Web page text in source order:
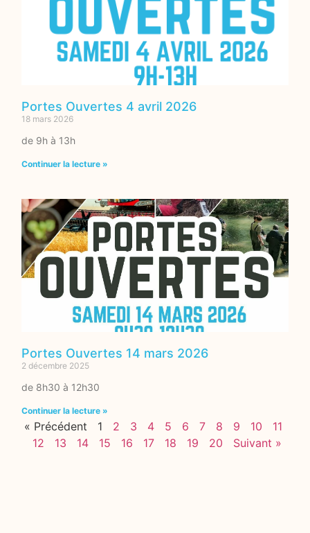
Portes Ouvertes 4 avril 2026
18 mars 2026
de 9h à 13h
Continuer la lecture »
Portes Ouvertes 14 mars 2026
2 décembre 2025
de 8h30 à 12h30
Continuer la lecture »
« Précédent 1 2 3 4 5 6 7 8 9 10
11
12
13 14 15 16 17 18 19 20 Suivant »